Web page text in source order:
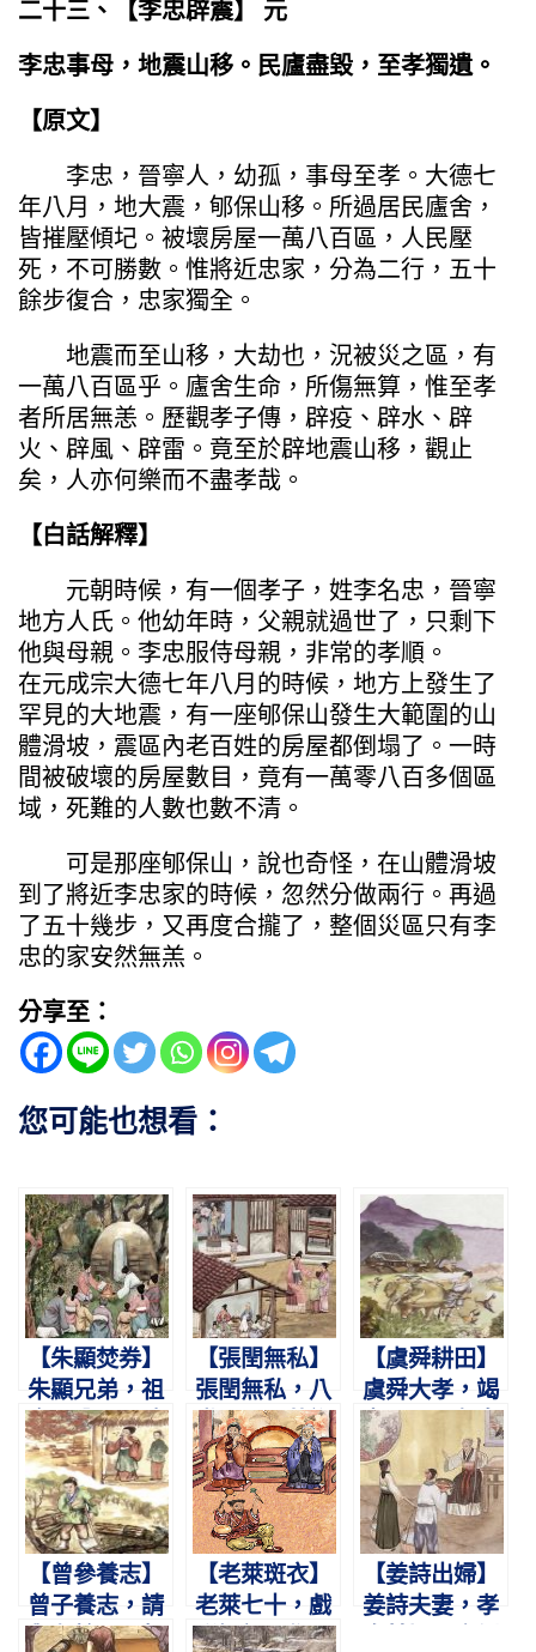
二十三、【李忠辟震】 元
李忠事母，地震山移。民廬盡毀，至孝獨遺。
【原文】
李忠，晉寧人，幼孤，事母至孝。大德七
年八月，地大震，郇保山移。所過居民廬舍，
皆摧壓傾圮。被壞房屋一萬八百區，人民壓
死，不可勝數。惟將近忠家，分為二行，五十
餘步復合，忠家獨全。
地震而至山移，大劫也，況被災之區，有
一萬八百區乎。廬舍生命，所傷無算，惟至孝
者所居無恙。歷觀孝子傳，辟疫、辟水、辟
火、辟風、辟雷。竟至於辟地震山移，觀止
矣，人亦何樂而不盡孝哉。
【白話解釋】
元朝時候，有一個孝子，姓李名忠，晉寧
地方人氏。他幼年時，父親就過世了，只剩下
他與母親。李忠服侍母親，非常的孝順。
在元成宗大德七年八月的時候，地方上發生了
罕見的大地震，有一座郇保山發生大範圍的山
體滑坡，震區內老百姓的房屋都倒塌了。一時
間被破壞的房屋數目，竟有一萬零八百多個區
域，死難的人數也數不清。
可是那座郇保山，說也奇怪，在山體滑坡
到了將近李忠家的時候，忽然分做兩行。再過
了五十幾步，又再度合攏了，整個災區只有李
忠的家安然無羔。
分享至：
您可能也想看：
【朱顯焚券】
朱顯兄弟，祖
產已分。不敢
異處，取券盡
焚。
【張閏無私】
張閏無私，八
世同居。共織
互乳，縉紳不
如。
【虞舜耕田】
虞舜大孝，竭
力于田。象鳥
相助，孝感動
天。
【曾參養志】
曾子養志，請
與有餘。母齧
【老萊斑衣】
老萊七十，戲
彩娛親。作嬰
【姜詩出婦】
姜詩夫妻，孝